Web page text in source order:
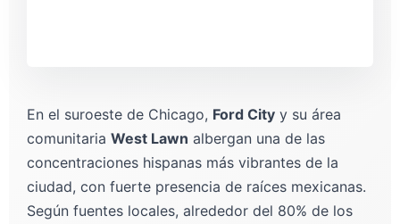
En el suroeste de Chicago, Ford City y su área
comunitaria West Lawn albergan una de las
concentraciones hispanas más vibrantes de la
ciudad, con fuerte presencia de raíces mexicanas.
Según fuentes locales, alrededor del 80% de los